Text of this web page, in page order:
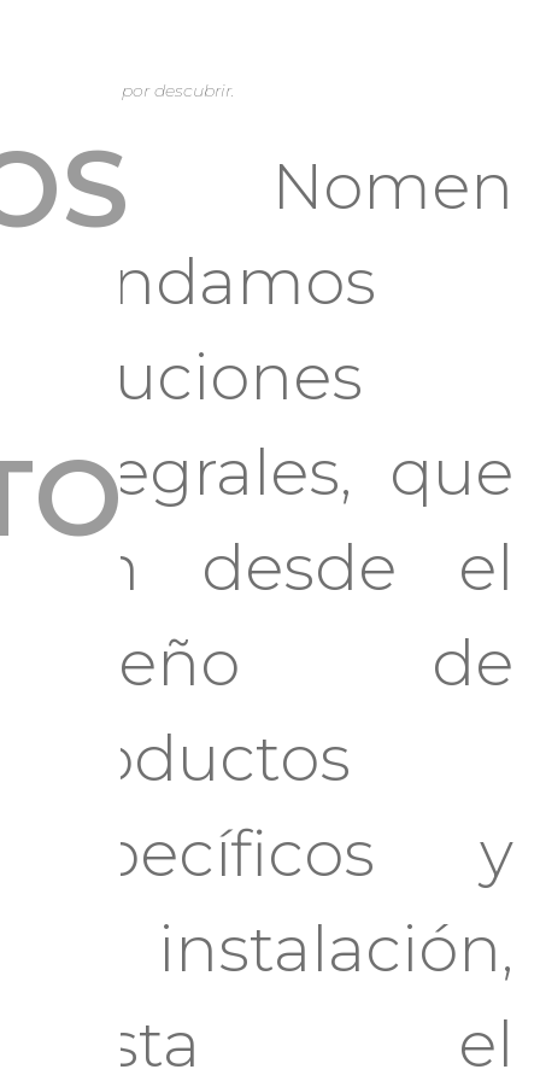
Un mundo por descubrir.
En Nomen
brindamos
soluciones
integrales, que
van desde el
diseño de
productos
específicos y
su instalación,
hasta el